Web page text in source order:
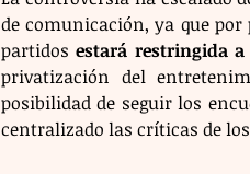
de comunicación, ya que
partidos estará restringida
privatización del
posibilidad de seguir los
centralizado las críticas de